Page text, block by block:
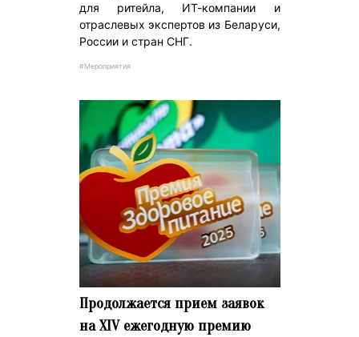
для ритейла, ИТ-компании и
отраслевых экспертов из Беларуси,
России и стран СНГ.
#Мероприятия
Продолжается прием заявок
на XIV ежегодную премию